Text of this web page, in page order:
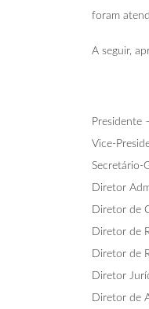
foram
A seguir,
Presidente
Vice-
Secretário-
Diretor
Diretor de
Diretor de
Diretor de
Diretor
Diretor de